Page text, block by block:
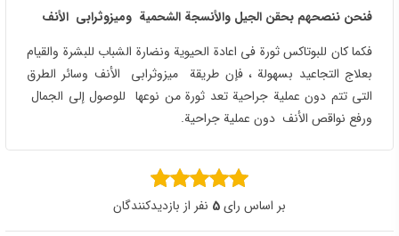
فنحن ننصحهم بحقن الجیل والأنسجة الشحمیة ومیزوثرابی الأنف
فکما کان للبوتاکس ثورة فی اعادة الحیویة ونضارة الشباب للبشرة والقیام
بعلاج التجاعید بسهولة ، فإن طریقة میزوثرابی الأنف وسائر الطرق
التی تتم دون عملیة جراحیة تعد ثورة من نوعها للوصول إلی الجمال
ورفع نواقص الأنف دون عملیة جراحیة.
بر اساس رای5 نفر از بازدیدکنندگان